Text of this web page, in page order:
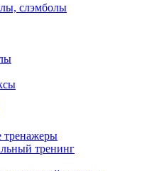
слэмболы
тренинг